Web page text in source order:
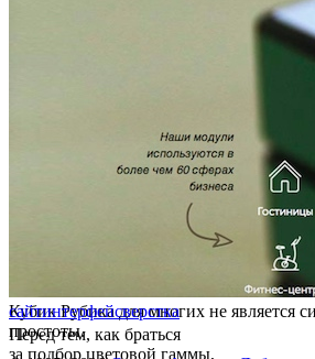
Кубик Рубика для многих не является
простоты.
Перед тем, как браться
за подбор цветовой гаммы,
сайтинтерфейсверстка